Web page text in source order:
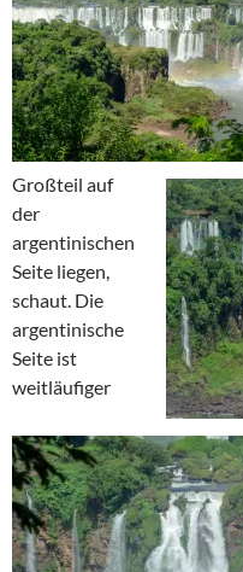
Großteil auf
der
argentinischen
Seite liegen,
schaut. Die
argentinische
Seite ist
weitläufiger